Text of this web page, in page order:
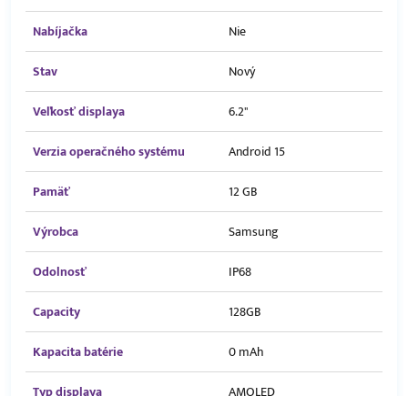
Nabíjačka
Nie
Stav
Nový
Veľkosť displaya
6.2"
Verzia operačného systému
Android 15
Pamäť
12 GB
Výrobca
Samsung
Odolnosť
IP68
Capacity
128GB
Kapacita batérie
0 mAh